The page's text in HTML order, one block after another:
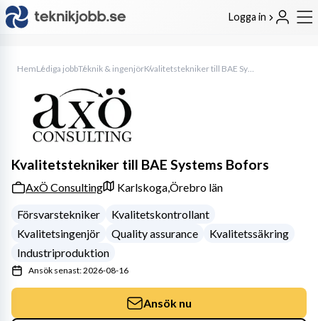
Logga in
HemLediga jobbTeknik & ingenjör Kvalitetstekniker till BAE Systems Bofors
Kvalitetstekniker till BAE Systems Bofors
AxÖ Consulting Karlskoga,Örebro län
Försvarstekniker
Kvalitetskontrollant
Kvalitetsingenjör
Quality assurance
Kvalitetssäkring
Industriproduktion
Ansök senast: 2026-08-16
Ansök nu